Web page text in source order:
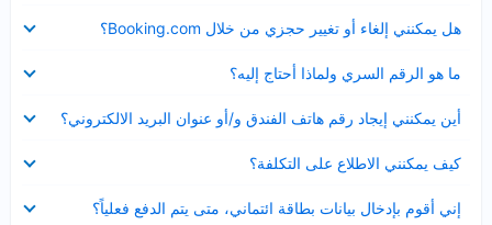
هل يمكنني إلغاء أو تغيير حجزي من خلال Booking.com؟
مصغر
ما هو الرقم السري ولماذا أحتاج إليه؟
مصغر
أين يمكنني إيجاد رقم هاتف الفندق و/أو عنوان البريد الالكتروني؟
عرض
مصغر
كيف يمكنني الاطلاع على التكلفة؟
مصغر
إني أقوم بإدخال بيانات بطاقة ائتماني، متى يتم الدفع فعلياً؟
مصغر